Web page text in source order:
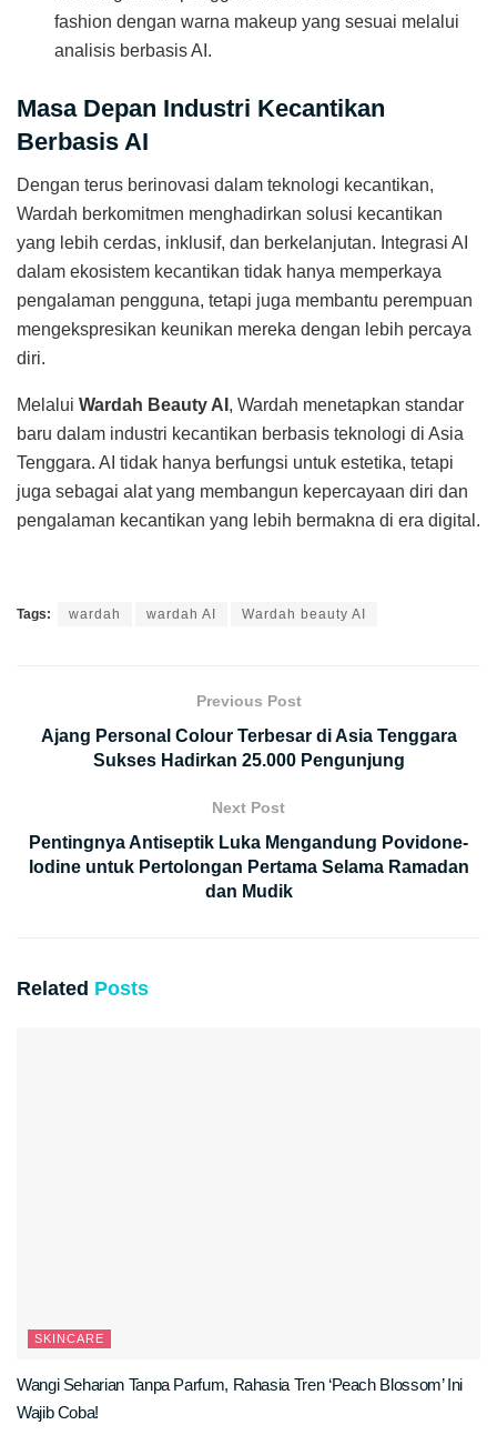
fashion dengan warna makeup yang sesuai melalui
analisis berbasis AI.
Masa Depan Industri Kecantikan
Berbasis AI
Dengan terus berinovasi dalam teknologi kecantikan,
Wardah berkomitmen menghadirkan solusi kecantikan
yang lebih cerdas, inklusif, dan berkelanjutan. Integrasi AI
dalam ekosistem kecantikan tidak hanya memperkaya
pengalaman pengguna, tetapi juga membantu perempuan
mengekspresikan keunikan mereka dengan lebih percaya
diri.
Melalui Wardah Beauty AI , Wardah menetapkan standar
baru dalam industri kecantikan berbasis teknologi di Asia
Tenggara. AI tidak hanya berfungsi untuk estetika, tetapi
juga sebagai alat yang membangun kepercayaan diri dan
pengalaman kecantikan yang lebih bermakna di era digital.
Tags: wardah wardah AI Wardah beauty AI
Previous Post
Ajang Personal Colour Terbesar di Asia Tenggara
Sukses Hadirkan 25.000 Pengunjung
Next Post
Pentingnya Antiseptik Luka Mengandung Povidone-
Iodine untuk Pertolongan Pertama Selama Ramadan
dan Mudik
Related Posts
SKINCARE
Wangi Seharian Tanpa Parfum, Rahasia Tren ‘Peach Blossom’ Ini
Wajib Coba!